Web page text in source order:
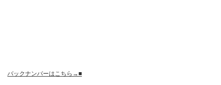
バックナンバーはこちら→■